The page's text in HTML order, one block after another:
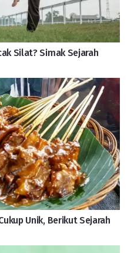
Silat? Simak Sejarah
Unik, Berikut Sejarah